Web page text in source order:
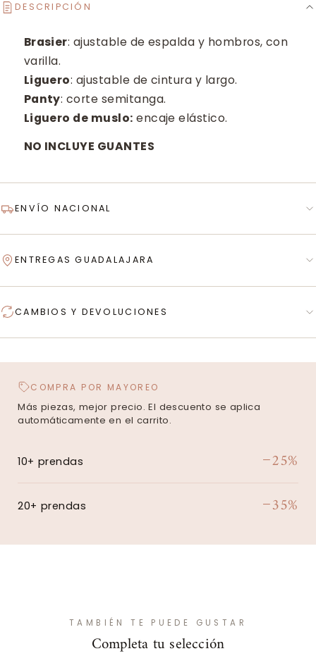
DESCRIPCIÓN
Brasier: ajustable de espalda y hombros, con
varilla.
Liguero: ajustable de cintura y largo.
Panty: corte semitanga.
Liguero de muslo: encaje elástico.
NO INCLUYE GUANTES
ENVÍO NACIONAL
ENTREGAS GUADALAJARA
CAMBIOS Y DEVOLUCIONES
COMPRA POR MAYOREO
Más piezas, mejor precio. El descuento se aplica
automáticamente en el carrito.
10+ prendas −25%
20+ prendas −35%
TAMBIÉN TE PUEDE GUSTAR
Completa tu selección